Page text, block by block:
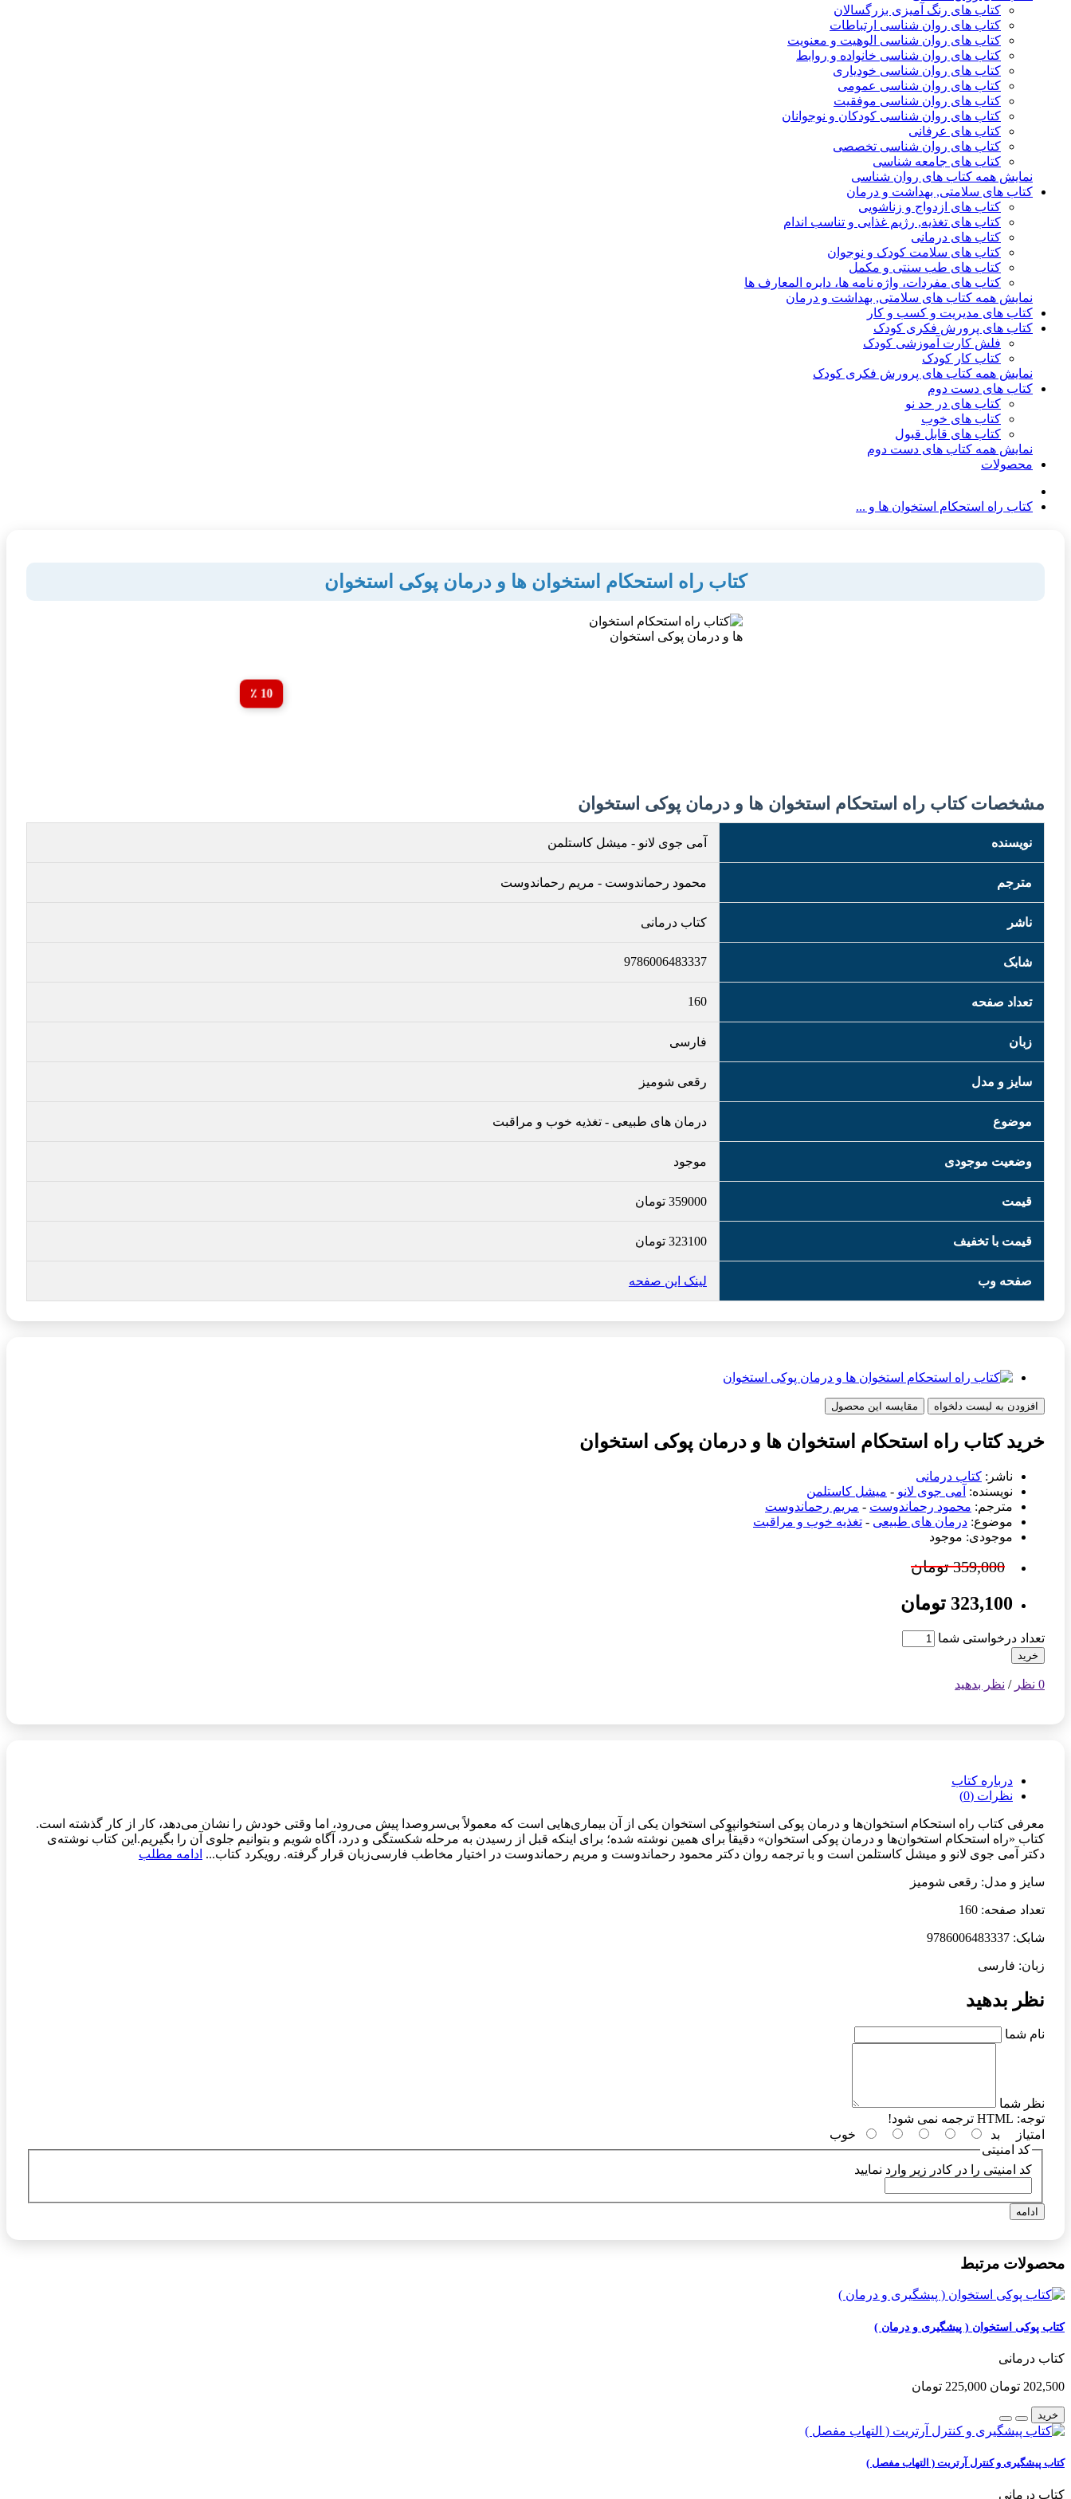
کتاب های رنگ آمیزی بزرگسالان
کتاب های روان شناسی ارتباطات
کتاب های روان شناسی الوهیت و معنویت
کتاب های روان شناسی خانواده و روابط
کتاب های روان شناسی خودیاری
کتاب های روان شناسی عمومی
کتاب های روان شناسی موفقیت
کتاب های روان شناسی کودکان و نوجوانان
کتاب های عرفانی
کتاب های روان شناسی تخصصی
کتاب های جامعه شناسی
نمایش همه کتاب های روان شناسی
کتاب های سلامتی, بهداشت و درمان
کتاب های ازدواج و زناشویی
کتاب های تغذیه, رژیم غذایی و تناسب اندام
کتاب های درمانی
کتاب های سلامت کودک و نوجوان
کتاب های طب سنتی و مکمل
کتاب های مفردات، واژه نامه ها، دایره المعارف ها
نمایش همه کتاب های سلامتی, بهداشت و درمان
کتاب های مدیریت و کسب و کار
کتاب های پرورش فکری کودک
فلش کارت آموزشی کودک
کتاب کار کودک
نمایش همه کتاب های پرورش فکری کودک
کتاب های دست دوم
کتاب های در حد نو
کتاب های خوب
کتاب های قابل قبول
نمایش همه کتاب های دست دوم
محصولات
کتاب راه استحکام استخوان ها و ...
کتاب راه استحکام استخوان ها و درمان پوکی استخوان
10 ٪
مشخصات کتاب راه استحکام استخوان ها و درمان پوکی استخوان
نویسنده آمی جوی لانو - میشل کاستلمن
مترجم محمود رحماندوست - مریم رحماندوست
ناشر کتاب درمانی
شابک 9786006483337
تعداد صفحه 160
زبان فارسی
سایز و مدل رقعی شومیز
موضوع درمان های طبیعی - تغذیه خوب و مراقبت
وضعیت موجودی موجود
قیمت 359000 تومان
قیمت با تخفیف 323100 تومان
صفحه وب لینک این صفحه
افزودن به لیست دلخواه مقایسه این محصول
خرید کتاب راه استحکام استخوان ها و درمان پوکی استخوان
ناشر: کتاب درمانی
نویسنده: آمی جوی لانو - میشل کاستلمن
مترجم: محمود رحماندوست - مریم رحماندوست
موضوع: درمان های طبیعی - تغذیه خوب و مراقبت
موجودی: موجود
359,000 تومان
323,100 تومان
تعداد درخواستی شما
خرید
0 نظر / نظر بدهید
درباره کتاب
نظرات (0)
معرفی کتاب راه استحکام استخوان‌ها و درمان پوکی استخوانپوکی استخوان یکی از آن بیماری‌هایی است که معمولاً بی‌سروصدا پیش می‌رود، اما وقتی خودش را نشان می‌دهد، کار از کار گذشته است.
کتاب «راه استحکام استخوان‌ها و درمان پوکی استخوان» دقیقاً برای همین نوشته شده؛ برای اینکه قبل از رسیدن به مرحله شکستگی و درد، آگاه شویم و بتوانیم جلوی آن را بگیریم.این کتاب نوشته‌ی
دکتر آمی جوی لانو و میشل کاستلمن است و با ترجمه روان دکتر محمود رحماندوست و مریم رحماندوست در اختیار مخاطب فارسی‌زبان قرار گرفته. رویکرد کتاب... ادامه مطلب
سایز و مدل: رقعی شومیز
تعداد صفحه: 160
شابک: 9786006483337
زبان: فارسی
نظر بدهید
نام شما
نظر شما
توجه:
امتیاز
بد
خوب
کد امنیتی
کد امنیتی را در کادر زیر وارد نمایید
ادامه
محصولات مرتبط
کتاب پوکی استخوان ( پیشگیری و درمان )
کتاب درمانی
202,500 تومان 225,000 تومان
خرید
کتاب پیشگیری و کنترل آرتریت ( التهاب مفصل )
کتاب درمانی